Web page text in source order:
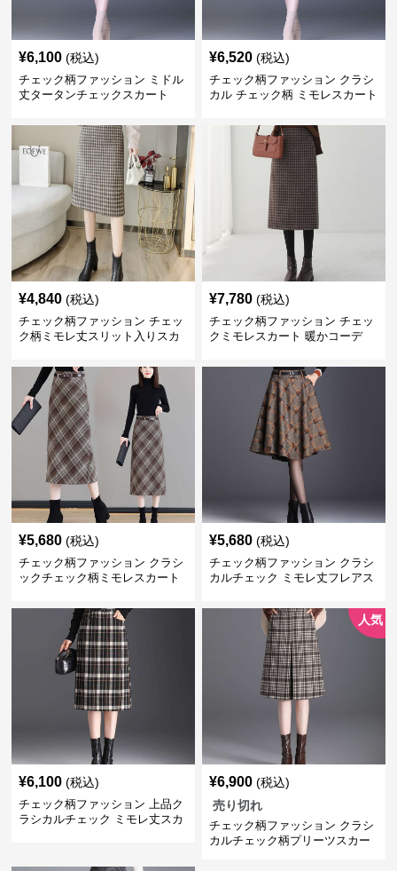
¥6,100 (税込)
チェック柄ファッション ミドル
丈タータンチェックスカート
¥6,520 (税込)
チェック柄ファッション クラシ
カル チェック柄 ミモレスカート
¥4,840 (税込)
チェック柄ファッション チェッ
ク柄ミモレ丈スリット入りスカ
¥7,780 (税込)
チェック柄ファッション チェッ
クミモレスカート 暖かコーデ
¥5,680 (税込)
チェック柄ファッション クラシ
ックチェック柄ミモレスカート
¥5,680 (税込)
チェック柄ファッション クラシ
カルチェック ミモレ丈フレアス
¥6,100 (税込)
チェック柄ファッション 上品ク
ラシカルチェック ミモレ丈スカ
人気
¥6,900 (税込)
売り切れ
チェック柄ファッション クラシ
カルチェック柄プリーツスカー